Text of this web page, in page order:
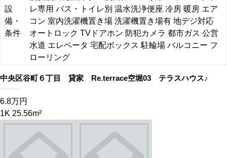
設
備・
条件
レ専用 バス・トイレ別 温水洗浄便座 冷房 暖房 エア
コン 室内洗濯機置き場 洗濯機置き場有 地デジ対応
オートロック TVドアホン 防犯カメラ 都市ガス 公営
水道 エレベータ 宅配ボックス 駐輪場 バルコニー フ
ローリング
中央区谷町６丁目 貸家 Re.terrace空堀03 テラスハウス♪
6.8万円
1K 25.56m²